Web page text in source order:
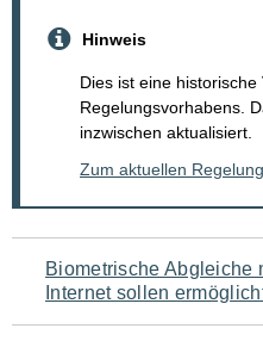
Hinweis
Dies ist eine historische
Regelungsvorhabens.
inzwischen aktualisiert.
Zum aktuellen
Navigation
für
Biometrische Abgleiche
Internet sollen